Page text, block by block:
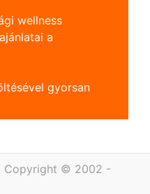
wellness
a
gyorsan
Copyright © 2002 -